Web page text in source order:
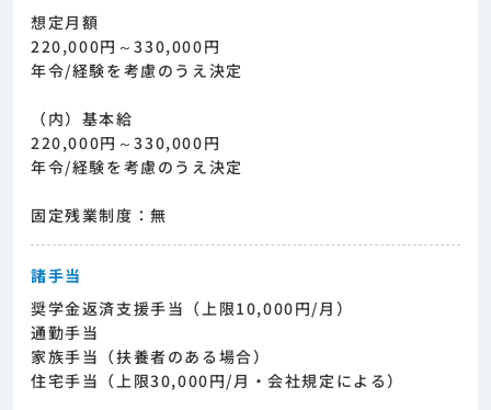
想定月額
220,000円～330,000円
年令/経験を考慮のうえ決定
（内）基本給
220,000円～330,000円
年令/経験を考慮のうえ決定
固定残業制度：無
諸手当
奨学金返済支援手当（上限10,000円/月）
通勤手当
家族手当（扶養者のある場合）
住宅手当（上限30,000円/月・会社規定による）